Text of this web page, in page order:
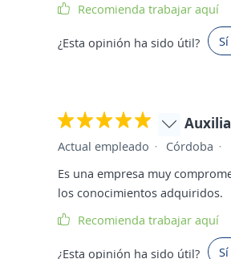
Recomienda trabajar aquí
¿Esta opinión ha sido útil? Sí
Actual empleado
Córdoba
Es una empresa muy
los conocimientos adquiridos.
Recomienda trabajar aquí
¿Esta opinión ha sido útil? Sí